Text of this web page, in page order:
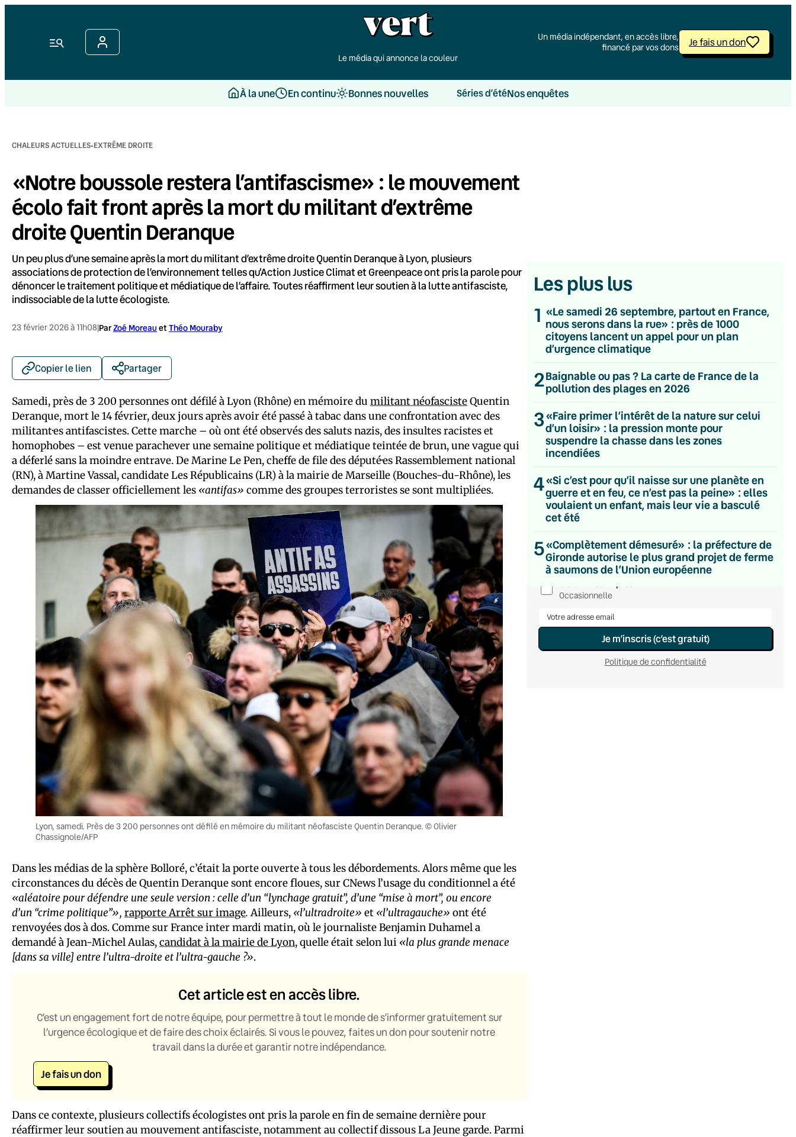
Menu
Le média qui annonce la couleur
Un média indépendant, en accès libre,
financé par vos dons
Je fais un don
À la une En continu Bonnes nouvelles Séries d’étéNos enquêtes
CHALEURS ACTUELLES·EXTRÊME DROITE
«Notre boussole restera l’antifascisme» : le mouvement
écolo fait front après la mort du militant d’extrême
droite Quentin Deranque
Un peu plus d’une semaine après la mort du militant d’extrême droite Quentin Deranque à Lyon, plusieurs
associations de protection de l’environnement telles qu'Action Justice Climat et Greenpeace ont pris la parole pour
dénoncer le traitement politique et médiatique de l’affaire. Toutes réaffirment leur soutien à la lutte antifasciste,
indissociable de la lutte écologiste.
23 février 2026 à 11h08|ParZoé Moreauet Théo Mouraby
Copier le lien Partager
Samedi, près de 3 200 personnes ont défilé à Lyon (Rhône) en mémoire du militant néofascisteQuentin
Deranque, mort le 14 février, deux jours après avoir été passé à tabac dans une confrontation avec des
militant·es antifascistes. Cette marche – où ont été observés des saluts nazis, des insultes racistes et
homophobes – est venue parachever une semaine politique et médiatique teintée de brun, une vague qui
a déferlé sans la moindre entrave. De Marine Le Pen, cheffe de file des député·es Rassemblement national
(RN), à Martine Vassal, candidate Les Républicains (LR) à la mairie de Marseille (Bouches-du-Rhône), les
demandes de classer officiellement les «antifas» comme des groupes terroristes se sont multipliées.
Lyon, samedi. Près de 3 200 personnes ont défilé en mémoire du militant néofasciste Quentin Deranque. © Olivier
Chassignole/AFP
Dans les médias de la sphère Bolloré, c’était la porte ouverte à tous les débordements. Alors même que les
circonstances du décès de Quentin Deranque sont encore floues, sur CNews l’usage du conditionnel a été
«aléatoire pour défendre une seule version : celle d’un “lynchage gratuit”, d’une “mise à mort”, ou encore
d’un “crime politique”», rapporte Arrêt sur image.Ailleurs, «l’ultradroite» et «l’ultragauche» ont été
renvoyées dos à dos. Comme sur France inter mardi matin, où le journaliste Benjamin Duhamel a
demandé à Jean-Michel Aulas,candidat à la mairie de Lyon, quelle était selon lui «la plus grande menace
[dans sa ville] entre l’ultra-droite et l’ultra-gauche ?».
Cet article est en accès libre.
C’est un engagement fort de notre équipe, pour permettre à tout le monde de s’informer gratuitement sur
l’urgence écologique et de faire des choix éclairés. Si vous le pouvez, faites un don pour soutenir notre
travail dans la durée et garantir notre indépendance.
Je fais un don
Dans ce contexte, plusieurs collectifs écologistes ont pris la parole en fin de semaine dernière pour
réaffirmer leur soutien au mouvement antifasciste, notamment au collectif dissous La Jeune garde. Parmi
Les plus lus
1 «Le samedi 26 septembre, partout en France,
nous serons dans la rue» : près de 1000
citoyens lancent un appel pour un plan
d’urgence climatique
2Baignable ou pas ? La carte de France de la
pollution des plages en 2026
3«Faire primer l’intérêt de la nature sur celui
d’un loisir» : la pression monte pour
suspendre la chasse dans les zones
incendiées
4«Si c’est pour qu’il naisse sur une planète en
guerre et en feu, ce n’est pas la peine» : elles
voulaient un enfant, mais leur vie a basculé
cet été
5«Complètement démesuré» : la préfecture de
Gironde autorise le plus grand projet de ferme
à saumons de l’Union européenne
💌 Inscrivez-vous à nos newsletters
Quotidienne
Hebdomadaire
Le samedi
Chaleurs Actuelles
Une fois par mois
Occasionnelle
Je m’inscris (c’est gratuit)
Politique de confidentialité